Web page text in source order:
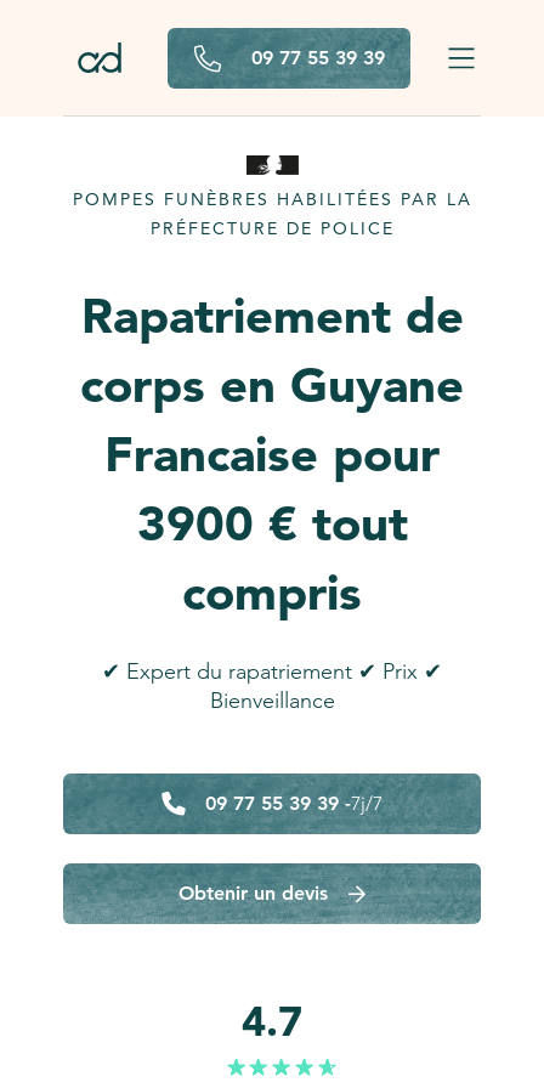
09 77 55 39 39
POMPES FUNÈBRES HABILITÉES PAR LA
PRÉFECTURE DE POLICE
Rapatriement de
corps en Guyane
Francaise pour
3900 € tout
compris
✔ Expert du rapatriement ✔ Prix ✔
Bienveillance
09 77 55 39 39 -7j/7
Obtenir un devis
4.7